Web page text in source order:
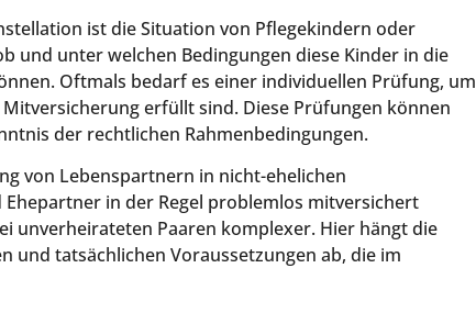
ist die Situation von Pflegekindern oder
und unter welchen Bedingungen diese Kinder in die
Oftmals bedarf es einer individuellen Prüfung, um
erfüllt sind. Diese Prüfungen können
der rechtlichen Rahmenbedingungen.
von Lebenspartnern in nicht-ehelichen
in der Regel problemlos mitversichert
unverheirateten Paaren komplexer. Hier hängt die
und tatsächlichen Voraussetzungen ab, die im